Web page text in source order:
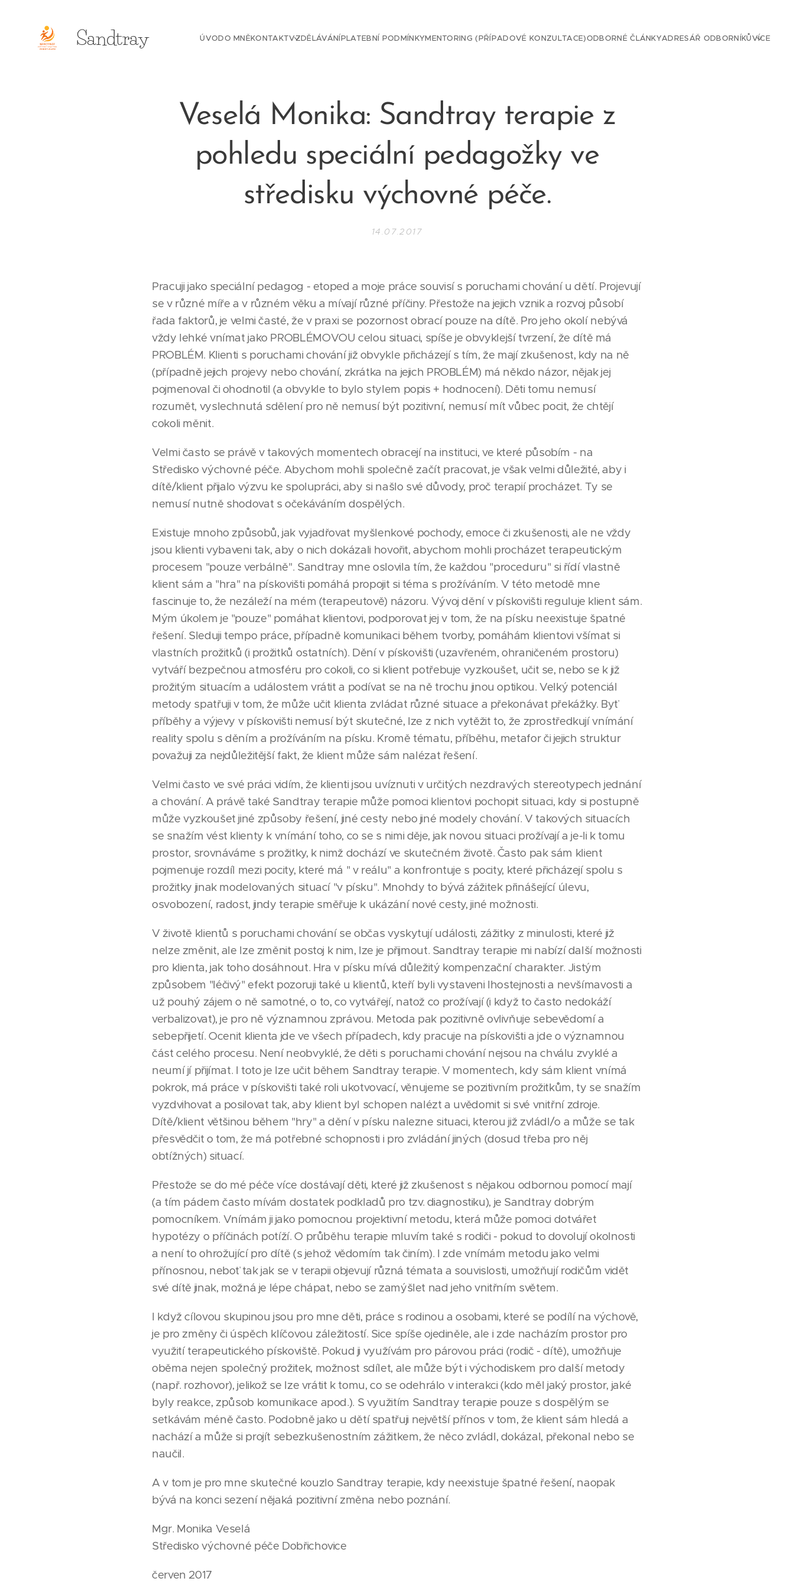
Sandtray ÚVODO MNĚKONTAKTVZDĚLÁVÁNÍPLATEBNÍ PODMÍNKYMENTORING (PŘÍPADOVÉ KONZULTACE)ODBORNÉ ČLÁNKYADRESÁŘ ODBORNÍKŮVÍCE
Veselá Monika: Sandtray terapie z
pohledu speciální pedagožky ve
středisku výchovné péče.
14.07.2017
Pracuji jako speciální pedagog - etoped a moje práce souvisí s poruchami chování u dětí. Projevují
se v různé míře a v různém věku a mívají různé příčiny. Přestože na jejich vznik a rozvoj působí
řada faktorů, je velmi časté, že v praxi se pozornost obrací pouze na dítě. Pro jeho okolí nebývá
vždy lehké vnímat jako PROBLÉMOVOU celou situaci, spíše je obvyklejší tvrzení, že dítě má
PROBLÉM. Klienti s poruchami chování již obvykle přicházejí s tím, že mají zkušenost, kdy na ně
(případně jejich projevy nebo chování, zkrátka na jejich PROBLÉM) má někdo názor, nějak jej
pojmenoval či ohodnotil (a obvykle to bylo stylem popis + hodnocení). Děti tomu nemusí
rozumět, vyslechnutá sdělení pro ně nemusí být pozitivní, nemusí mít vůbec pocit, že chtějí
cokoli měnit.
Velmi často se právě v takových momentech obracejí na instituci, ve které působím - na
Středisko výchovné péče. Abychom mohli společně začít pracovat, je však velmi důležité, aby i
dítě/klient přijalo výzvu ke spolupráci, aby si našlo své důvody, proč terapií procházet. Ty se
nemusí nutně shodovat s očekáváním dospělých.
Existuje mnoho způsobů, jak vyjadřovat myšlenkové pochody, emoce či zkušenosti, ale ne vždy
jsou klienti vybaveni tak, aby o nich dokázali hovořit, abychom mohli procházet terapeutickým
procesem "pouze verbálně". Sandtray mne oslovila tím, že každou "proceduru" si řídí vlastně
klient sám a "hra" na pískovišti pomáhá propojit si téma s prožíváním. V této metodě mne
fascinuje to, že nezáleží na mém (terapeutově) názoru. Vývoj dění v pískovišti reguluje klient sám.
Mým úkolem je "pouze" pomáhat klientovi, podporovat jej v tom, že na písku neexistuje špatné
řešení. Sleduji tempo práce, případně komunikaci během tvorby, pomáhám klientovi všímat si
vlastních prožitků (i prožitků ostatních). Dění v pískovišti (uzavřeném, ohraničeném prostoru)
vytváří bezpečnou atmosféru pro cokoli, co si klient potřebuje vyzkoušet, učit se, nebo se k již
prožitým situacím a událostem vrátit a podívat se na ně trochu jinou optikou. Velký potenciál
metody spatřuji v tom, že může učit klienta zvládat různé situace a překonávat překážky. Byť
příběhy a výjevy v pískovišti nemusí být skutečné, lze z nich vytěžit to, že zprostředkují vnímání
reality spolu s děním a prožíváním na písku. Kromě tématu, příběhu, metafor či jejich struktur
považuji za nejdůležitější fakt, že klient může sám nalézat řešení.
Velmi často ve své práci vidím, že klienti jsou uvíznuti v určitých nezdravých stereotypech jednání
a chování. A právě také Sandtray terapie může pomoci klientovi pochopit situaci, kdy si postupně
může vyzkoušet jiné způsoby řešení, jiné cesty nebo jiné modely chování. V takových situacích
se snažím vést klienty k vnímání toho, co se s nimi děje, jak novou situaci prožívají a je-li k tomu
prostor, srovnáváme s prožitky, k nimž dochází ve skutečném životě. Často pak sám klient
pojmenuje rozdíl mezi pocity, které má " v reálu" a konfrontuje s pocity, které přicházejí spolu s
prožitky jinak modelovaných situací "v písku". Mnohdy to bývá zážitek přinášející úlevu,
osvobození, radost, jindy terapie směřuje k ukázání nové cesty, jiné možnosti.
V životě klientů s poruchami chování se občas vyskytují události, zážitky z minulosti, které již
nelze změnit, ale lze změnit postoj k nim, lze je přijmout. Sandtray terapie mi nabízí další možnosti
pro klienta, jak toho dosáhnout. Hra v písku mívá důležitý kompenzační charakter. Jistým
způsobem "léčivý" efekt pozoruji také u klientů, kteří byli vystaveni lhostejnosti a nevšímavosti a
už pouhý zájem o ně samotné, o to, co vytvářejí, natož co prožívají (i když to často nedokáží
verbalizovat), je pro ně významnou zprávou. Metoda pak pozitivně ovlivňuje sebevědomí a
sebepřijetí. Ocenit klienta jde ve všech případech, kdy pracuje na pískovišti a jde o významnou
část celého procesu. Není neobvyklé, že děti s poruchami chování nejsou na chválu zvyklé a
neumí jí přijímat. I toto je lze učit během Sandtray terapie. V momentech, kdy sám klient vnímá
pokrok, má práce v pískovišti také roli ukotvovací, věnujeme se pozitivním prožitkům, ty se snažím
vyzdvihovat a posilovat tak, aby klient byl schopen nalézt a uvědomit si své vnitřní zdroje.
Dítě/klient většinou během "hry" a dění v písku nalezne situaci, kterou již zvládl/o a může se tak
přesvědčit o tom, že má potřebné schopnosti i pro zvládání jiných (dosud třeba pro něj
obtížných) situací.
Přestože se do mé péče více dostávají děti, které již zkušenost s nějakou odbornou pomocí mají
(a tím pádem často mívám dostatek podkladů pro tzv. diagnostiku), je Sandtray dobrým
pomocníkem. Vnímám ji jako pomocnou projektivní metodu, která může pomoci dotvářet
hypotézy o příčinách potíží. O průběhu terapie mluvím také s rodiči - pokud to dovolují okolnosti
a není to ohrožující pro dítě (s jehož vědomím tak činím). I zde vnímám metodu jako velmi
přínosnou, neboť tak jak se v terapii objevují různá témata a souvislosti, umožňují rodičům vidět
své dítě jinak, možná je lépe chápat, nebo se zamýšlet nad jeho vnitřním světem.
I když cílovou skupinou jsou pro mne děti, práce s rodinou a osobami, které se podílí na výchově,
je pro změny či úspěch klíčovou záležitostí. Sice spíše ojediněle, ale i zde nacházím prostor pro
využití terapeutického pískoviště. Pokud ji využívám pro párovou práci (rodič - dítě), umožňuje
oběma nejen společný prožitek, možnost sdílet, ale může být i východiskem pro další metody
(např. rozhovor), jelikož se lze vrátit k tomu, co se odehrálo v interakci (kdo měl jaký prostor, jaké
byly reakce, způsob komunikace apod.). S využitím Sandtray terapie pouze s dospělým se
setkávám méně často. Podobně jako u dětí spatřuji největší přínos v tom, že klient sám hledá a
nachází a může si projít sebezkušenostním zážitkem, že něco zvládl, dokázal, překonal nebo se
naučil.
A v tom je pro mne skutečné kouzlo Sandtray terapie, kdy neexistuje špatné řešení, naopak
bývá na konci sezení nějaká pozitivní změna nebo poznání.
Mgr. Monika Veselá
Středisko výchovné péče Dobřichovice
červen 2017